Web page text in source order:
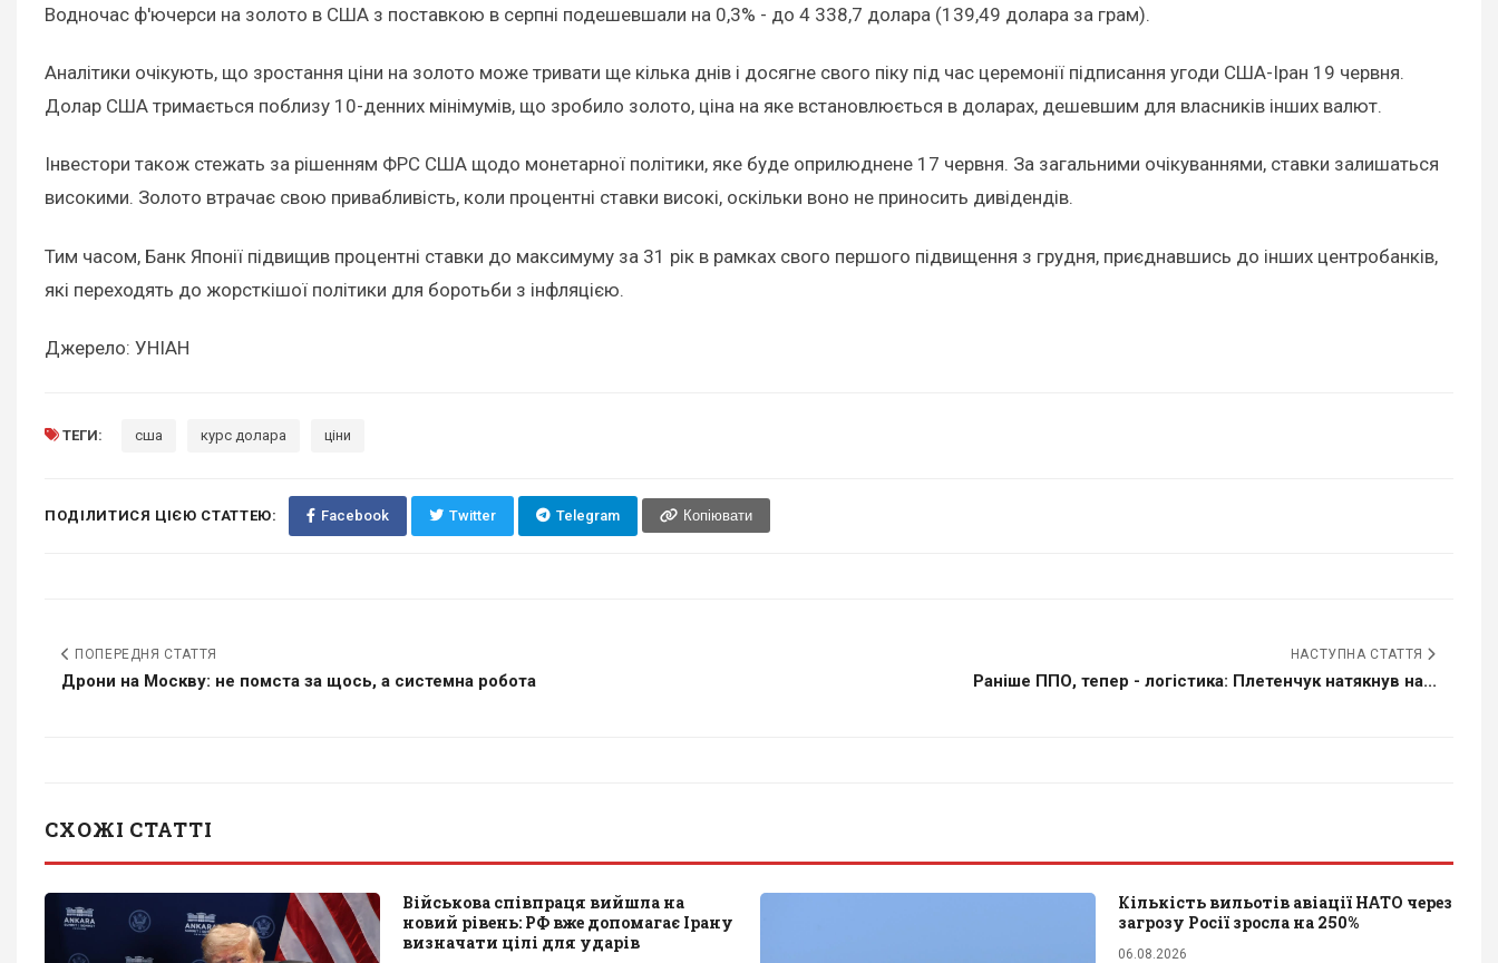
Водночас ф'ючерси на золото в США з поставкою в серпні подешевшали на 0,3% - до 4 338,7 долара (139,49 долара за грам).
Аналітики очікують, що зростання ціни на золото може тривати ще кілька днів і досягне свого піку під час церемонії підписання угоди США-Іран 19 червня.
Долар США тримається поблизу 10-денних мінімумів, що зробило золото, ціна на яке встановлюється в доларах, дешевшим для власників інших валют.
Інвестори також стежать за рішенням ФРС США щодо монетарної політики, яке буде оприлюднене 17 червня. За загальними очікуваннями, ставки залишаться
високими. Золото втрачає свою привабливість, коли процентні ставки високі, оскільки воно не приносить дивідендів.
Тим часом, Банк Японії підвищив процентні ставки до максимуму за 31 рік в рамках свого першого підвищення з грудня, приєднавшись до інших центробанків,
які переходять до жорсткішої політики для боротьби з інфляцією.
Джерело: УНІАН
ТЕГИ: сша курс долара ціни
ПОДІЛИТИСЯ ЦІЄЮ СТАТТЕЮ: Facebook Twitter Telegram Копіювати
ПОПЕРЕДНЯ СТАТТЯ
Дрони на Москву: не помста за щось, а системна робота
НАСТУПНА СТАТТЯ
Раніше ППО, тепер - логістика: Плетенчук натякнув на...
СХОЖІ СТАТТІ
Військова співпраця вийшла на
новий рівень: РФ вже допомагає Ірану
визначати цілі для ударів
Кількість вильотів авіації НАТО через
загрозу Росії зросла на 250%
06.08.2026